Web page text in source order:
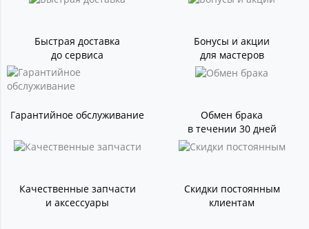
Быстрая доставка
до сервиса
Бонусы и акции
для мастеров
Гарантийное обслуживание
Обмен брака
в течении 30 дней
Качественные запчасти
и аксессуары
Скидки постоянным
клиентам